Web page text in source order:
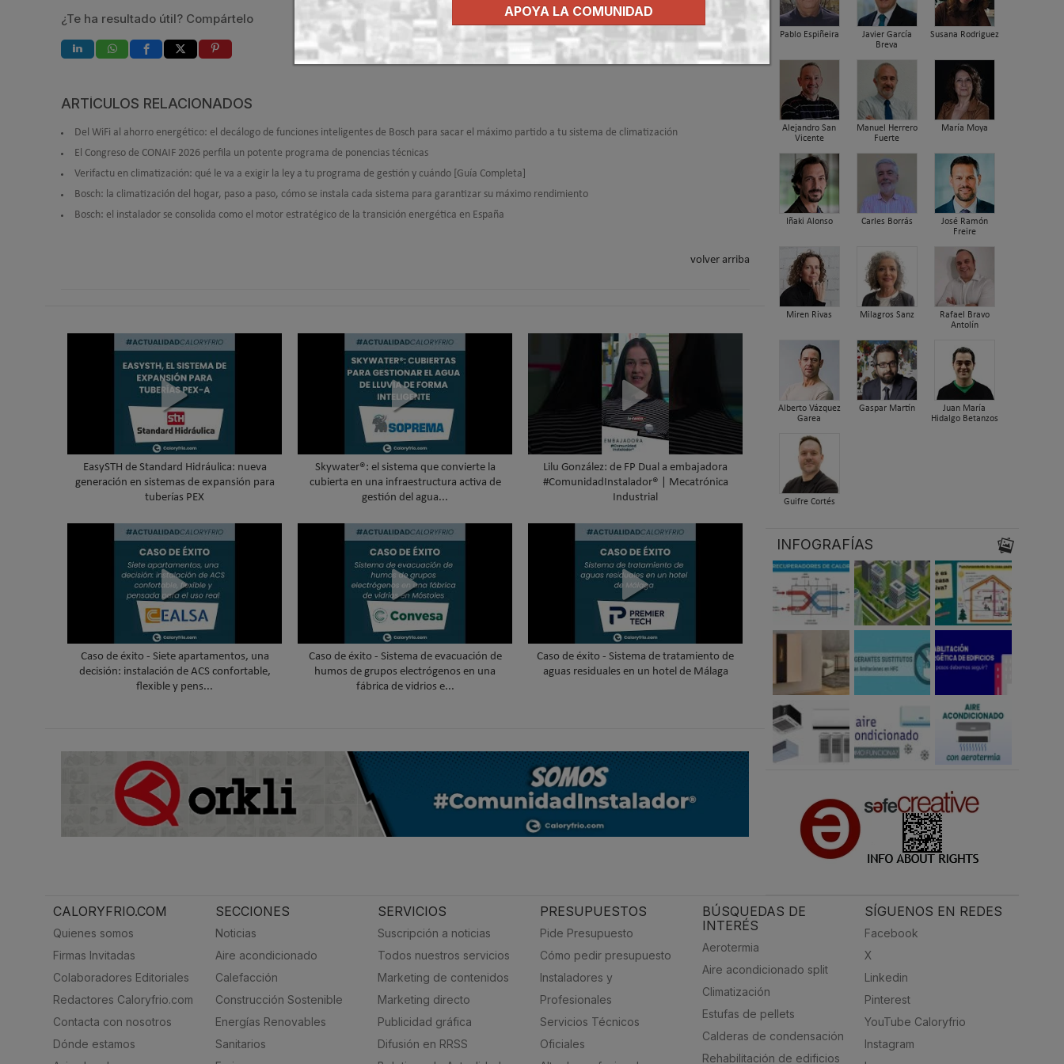
¿Te ha resultado útil? Compártelo
ARTÍCULOS RELACIONADOS
Del WiFi al ahorro energético: el decálogo de funciones inteligentes de Bosch para sacar el máximo partido a tu sistema de climatización
El Congreso de CONAIF 2026 perfila un potente programa de ponencias técnicas
Verifactu en climatización: qué le va a exigir la ley a tu programa de gestión y cuándo [Guía Completa]
Bosch: la climatización del hogar, paso a paso, cómo se instala cada sistema para garantizar su máximo rendimiento
Bosch: el instalador se consolida como el motor estratégico de la transición energética en España
volver arriba
EasySTH de Standard Hidráulica: nueva
generación en sistemas de expansión para
tuberías PEX
Skywater®: el sistema que convierte la
cubierta en una infraestructura activa de
gestión del agua...
Lilu González: de FP Dual a embajadora
#ComunidadInstalador® | Mecatrónica
Industrial
Caso de éxito - Siete apartamentos, una
decisión: instalación de ACS confortable,
flexible y pens...
Caso de éxito - Sistema de evacuación de
humos de grupos electrógenos en una
fábrica de vidrios e...
Caso de éxito - Sistema de tratamiento de
aguas residuales en un hotel de Málaga
Pablo Espiñeira
Javier García
Breva
Susana Rodriguez
Alejandro San
Vicente
Manuel Herrero
Fuerte
María Moya
Iñaki Alonso Carles Borrás
José Ramón
Freire
Miren Rivas Milagros Sanz
Rafael Bravo
Antolín
Alberto Vázquez
Garea
Gaspar Martín
Juan María
Hidalgo Betanzos
Guifre Cortés
INFOGRAFÍAS
CALORYFRIO.COM
Quienes somos
Firmas Invitadas
Colaboradores Editoriales
Redactores Caloryfrio.com
Contacta con nosotros
Dónde estamos
SECCIONES
Noticias
Aire acondicionado
Calefacción
Construcción Sostenible
Energías Renovables
Sanitarios
SERVICIOS
Suscripción a noticias
Todos nuestros servicios
Marketing de contenidos
Marketing directo
Publicidad gráfica
Difusión en RRSS
PRESUPUESTOS
Pide Presupuesto
Cómo pedir presupuesto
Instaladores y
Profesionales
Servicios Técnicos
Oficiales
BÚSQUEDAS DE
INTERÉS
Aerotermia
Aire acondicionado split
Climatización
Estufas de pellets
Calderas de condensación
Rehabilitación de edificios
SÍGUENOS EN REDES
Facebook
X
Linkedin
Pinterest
YouTube Caloryfrio
Instagram
APOYA LA COMUNIDAD